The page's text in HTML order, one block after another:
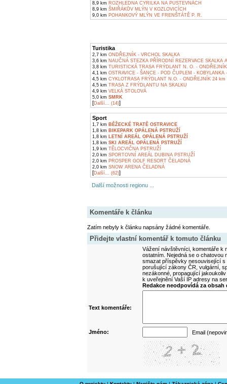
8,9 km ROZHLEDNA CYRILKA NA PUSTEVNÁCH
8,9 km ŠMIŘÁKŮV MLÝN V KOZLOVICÍCH
9,0 km POHANKOVÝ MLÝN VE FRENŠTÁTĚ P. R.
Turistika
2,7 km ONDŘEJNÍK - VRCHOL SKALKA
3,6 km NAUČNÁ STEZKA PŘÍRODNÍ REZERVACE SKALKA
3,8 km TURISTICKÁ TRASA FRÝDLANT N. O. - ONDŘEJNÍK
4,1 km OSTRAVICE - ŠANCE - POD ČUPLEM - KOBYLANKA
4,5 km CYKLOTRASA FRÝDLANT N.O. - ONDŘEJNÍK 24 km
4,5 km TRASA Z FRÝDLANTU NA SKALKU
4,9 km VELKÁ STOLOVÁ
5,0 km SMRK
[Další... (14)]
Sport
1,7 km BĚŽECKÉ TRATĚ OSTRAVICE
1,8 km BIKEPARK OPÁLENÁ PSTRUŽÍ
1,8 km LETNÍ AREÁL OPÁLENÁ PSTRUŽÍ
1,8 km SKI AREÁL OPÁLENÁ PSTRUŽÍ
1,9 km TĚLOCVIČNA PSTRUŽÍ
2,0 km SPORTOVNÍ AREÁL DUBINA PSTRUŽÍ
2,0 km PROSPER GOLF RESORT ČELADNÁ
2,0 km SNOW ARENA ČELADNÁ
[Další... (62)]
Další možnosti regionu ...
Komentáře k článku
Zatím nebyly k článku napsány žádné komentáře.
Přidejte vlastní komentář k tomuto článku
Vážení návštěvníci, komentáře k
ostatním. Nejedná se o
smazat příspěvky nesouvisející
porušující zákony ČR, vulgární,
nezákonné, propagující
k uveřejnění Vaší IP adresy na
Redakce neodpovídá za
Text komentáře:
Jméno: Email